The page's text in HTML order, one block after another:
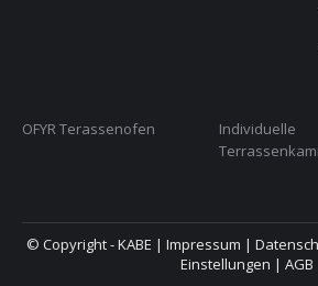
OFYR Terassenofen
Individuelle
© Copyright - KABE | Impressum |
Einstellungen | AGB